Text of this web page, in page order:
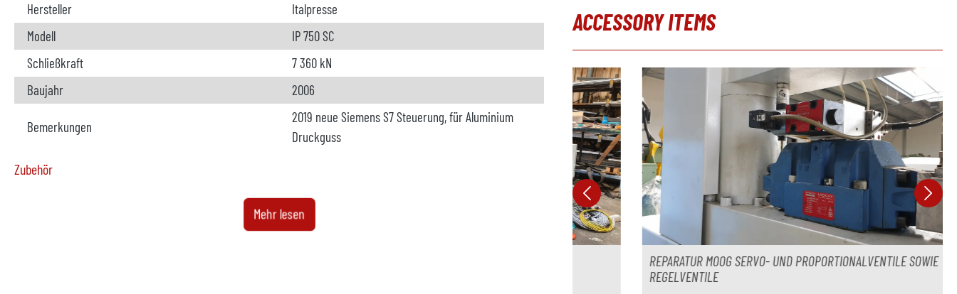
Hersteller
Italpresse
Modell
IP 750 SC
Schließkraft
7 360 kN
Baujahr
2006
Bemerkungen
2019 neue Siemens S7 Steuerung, für Aluminium
Druckguss
Zubehör
nicht verfügbar
Mehr lesen
ACCESSORY ITEMS
REPARATUR MOOG SERVO- UND PROPORTIONALVENTILE SOWIE
REGELVENTILE